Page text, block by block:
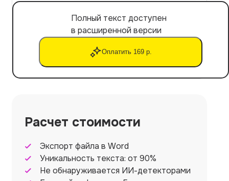
Полный текст доступен
в расширенной версии
Оплатить 169 р.
Расчет стоимости
Экспорт файла в Word
Уникальность текста: от 90%
Не обнаруживается ИИ-детекторами